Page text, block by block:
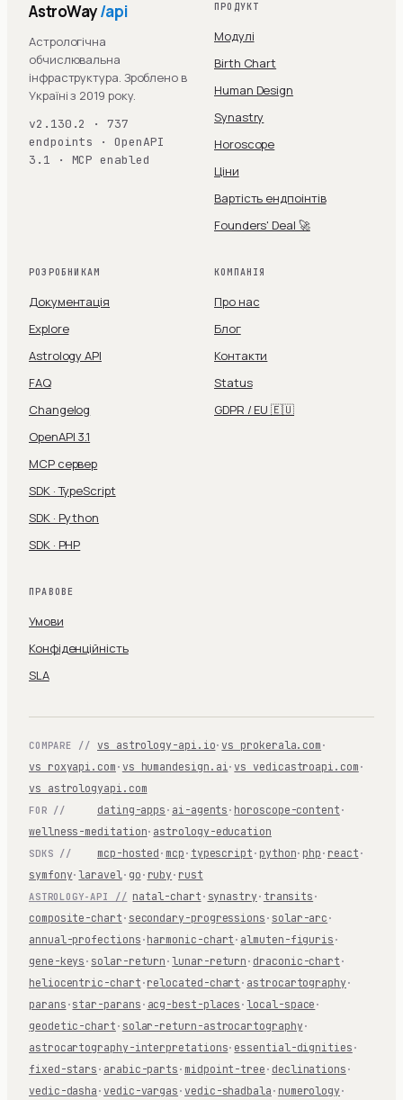
AstroWay/api
Астрологічна
обчислювальна
інфраструктура. Зроблено в
Україні з 2019 року.
v2.130.2 · 737
endpoints · OpenAPI
3.1 · MCP enabled
ПРОДУКТ
Модулі
Birth Chart
Human Design
Synastry
Horoscope
Ціни
Вартість ендпоінтів
Founders' Deal 🚀
РОЗРОБНИКАМ
Документація
Explore
Astrology API
FAQ
Changelog
OpenAPI 3.1
MCP сервер
SDK · TypeScript
SDK · Python
SDK · PHP
КОМПАНІЯ
Про нас
Блог
Контакти
Status
GDPR / EU 🇪🇺
ПРАВОВЕ
Умови
Конфіденційність
SLA
COMPARE // vs astrology-api.io·vs prokerala.com ·
vs roxyapi.com · vs humandesign.ai ·vs vedicastroapi.com ·
vs astrologyapi.com
FOR // dating-apps · ai-agents · horoscope-content ·
wellness-meditation· astrology-education
SDKS // mcp-hosted · mcp · typescript · python· php · react ·
symfony·laravel · go · ruby · rust
ASTROLOGY-API // natal-chart · synastry · transits ·
composite-chart · secondary-progressions · solar-arc ·
annual-profections · harmonic-chart · almuten-figuris ·
gene-keys · solar-return ·lunar-return · draconic-chart ·
heliocentric-chart · relocated-chart · astrocartography ·
parans · star-parans · acg-best-places ·local-space ·
geodetic-chart · solar-return-astrocartography ·
astrocartography-interpretations· essential-dignities ·
fixed-stars · arabic-parts · midpoint-tree · declinations ·
vedic-dasha ·vedic-vargas ·vedic-shadbala · numerology ·